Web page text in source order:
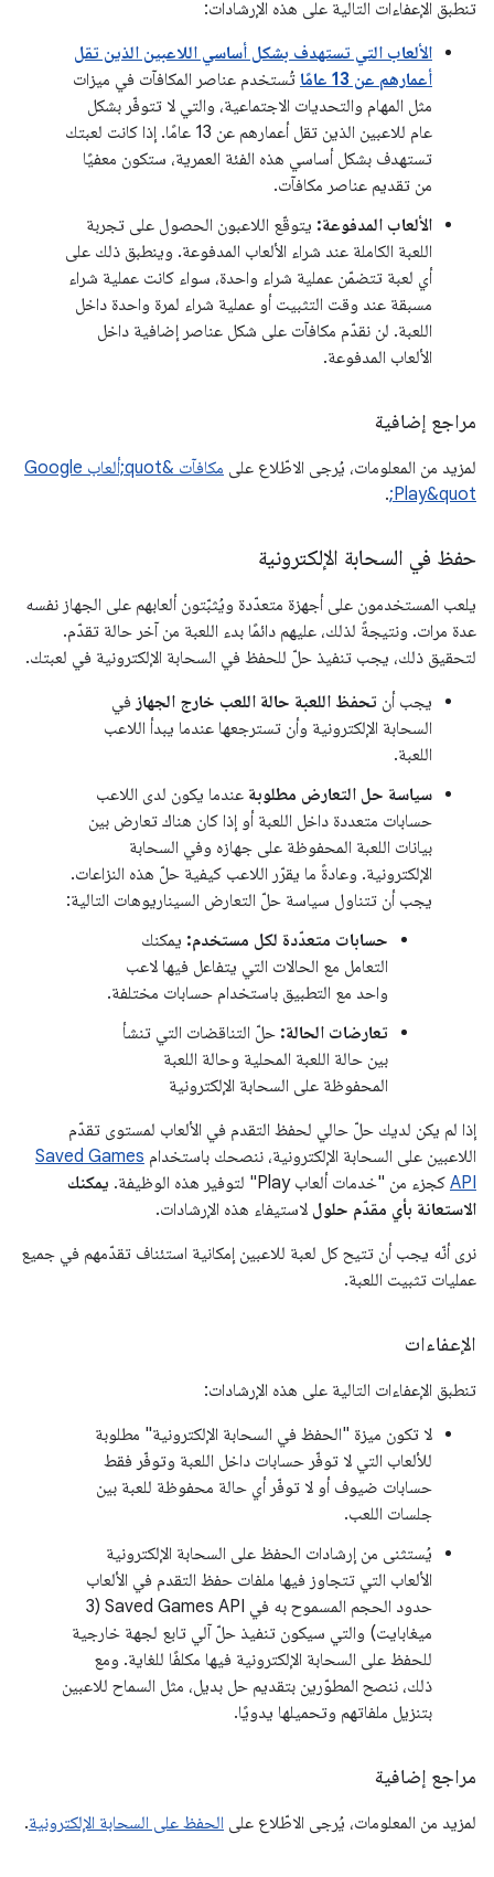
تنطبق الإعفاءات التالية على هذه الإرشادات:
الألعاب التي تستهدف بشكل أساسي اللاعبين الذين تقل
أعمارهم عن 13 عامًا
تُستخدم عناصر المكافآت في ميزات
مثل المهام والتحديات الاجتماعية، والتي لا تتوفّر بشكل
عام للاعبين الذين تقل أعمارهم عن 13 عامًا. إذا كانت لعبتك
تستهدف بشكل أساسي هذه الفئة العمرية، ستكون معفيًا
من تقديم عناصر مكافآت.
الألعاب المدفوعة: يتوقّع اللاعبون الحصول على تجربة
اللعبة الكاملة عند شراء الألعاب المدفوعة. وينطبق ذلك على
أي لعبة تتضمّن عملية شراء واحدة، سواء كانت عملية شراء
مسبقة عند وقت التثبيت أو عملية شراء لمرة واحدة داخل
اللعبة. لن نقدّم مكافآت على شكل عناصر إضافية داخل
الألعاب المدفوعة.
مراجع إضافية
لمزيد من المعلومات، يُرجى الاطّلاع على
مكافآت &quot;ألعاب Google
Play&quot;
.
حفظ في السحابة الإلكترونية
يلعب المستخدمون على أجهزة متعدّدة ويُثبّتون ألعابهم على الجهاز نفسه
عدة مرات. ونتيجةً لذلك، عليهم دائمًا بدء اللعبة من آخر حالة تقدّم.
لتحقيق ذلك، يجب تنفيذ حلّ للحفظ في السحابة الإلكترونية في لعبتك.
يجب أن تحفظ اللعبة حالة اللعب خارج الجهاز في
السحابة الإلكترونية وأن تسترجعها عندما يبدأ اللاعب
اللعبة.
سياسة حل التعارض مطلوبة عندما يكون لدى اللاعب
حسابات متعددة داخل اللعبة أو إذا كان هناك تعارض بين
بيانات اللعبة المحفوظة على جهازه وفي السحابة
الإلكترونية. وعادةً ما يقرّر اللاعب كيفية حلّ هذه النزاعات.
يجب أن تتناول سياسة حلّ التعارض السيناريوهات التالية:
حسابات متعدّدة لكل مستخدم: يمكنك
التعامل مع الحالات التي يتفاعل فيها لاعب
واحد مع التطبيق باستخدام حسابات مختلفة.
تعارضات الحالة: حلّ التناقضات التي تنشأ
بين حالة اللعبة المحلية وحالة اللعبة
المحفوظة على السحابة الإلكترونية
إذا لم يكن لديك حلّ حالي لحفظ التقدم في الألعاب لمستوى تقدّم
اللاعبين على السحابة الإلكترونية، ننصحك باستخدام Saved Games
API كجزء من "خدمات ألعاب Play" لتوفير هذه الوظيفة.
يمكنك
الاستعانة بأي مقدّم حلول لاستيفاء هذه الإرشادات.
نرى أنّه يجب أن تتيح كل لعبة للاعبين إمكانية استئناف تقدّمهم في جميع
عمليات تثبيت اللعبة.
الإعفاءات
تنطبق الإعفاءات التالية على هذه الإرشادات:
لا تكون ميزة "الحفظ في السحابة الإلكترونية" مطلوبة
للألعاب التي لا توفّر حسابات داخل اللعبة وتوفّر فقط
حسابات ضيوف أو لا توفّر أي حالة محفوظة للعبة بين
جلسات اللعب.
يُستثنى من إرشادات الحفظ على السحابة الإلكترونية
الألعاب التي تتجاوز فيها ملفات حفظ التقدم في الألعاب
حدود الحجم المسموح به في Saved Games API (‏3
ميغابايت) والتي سيكون تنفيذ حلّ آلي تابع لجهة خارجية
للحفظ على السحابة الإلكترونية فيها مكلفًا للغاية. ومع
ذلك، ننصح المطوّرين بتقديم حل بديل، مثل السماح للاعبين
بتنزيل ملفاتهم وتحميلها يدويًا.
مراجع إضافية
لمزيد من المعلومات، يُرجى الاطّلاع على الحفظ على السحابة الإلكترونية.